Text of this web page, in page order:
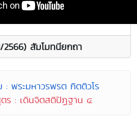
2566) สัมโมทนียกถา
: พระมหาวรพรต กิตติวโร
ร : เดินจิตสติปัฏฐาน ๔